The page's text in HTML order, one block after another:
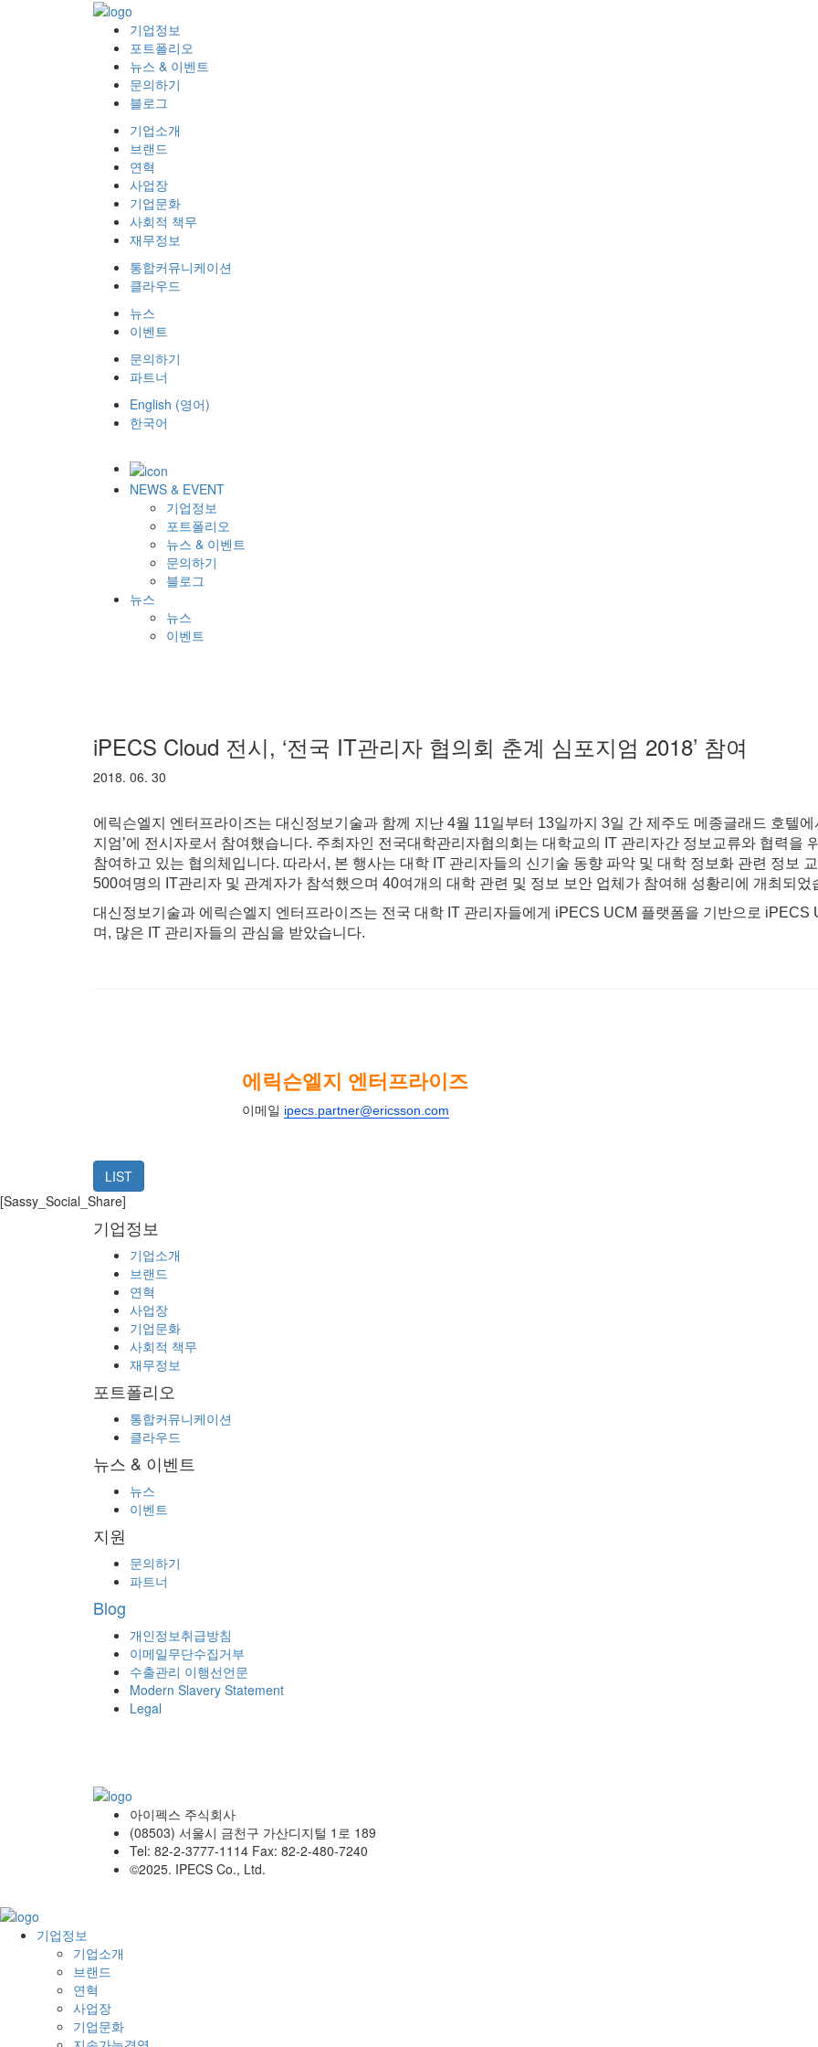
기업정보
포트폴리오
뉴스 & 이벤트
문의하기
블로그
기업소개
브랜드
연혁
사업장
기업문화
사회적 책무
재무정보
통합커뮤니케이션
클라우드
뉴스
이벤트
문의하기
파트너
English (영어)
한국어
NEWS & EVENT
기업정보
포트폴리오
뉴스 & 이벤트
문의하기
블로그
뉴스
뉴스
이벤트
iPECS Cloud 전시, ‘전국 IT관리자 협의회 춘계 심포지엄 2018’ 참여
2018. 06. 30
에릭슨엘지 엔터프라이즈는 대신정보기술과 함께 지난 4월 11일부터 13일까지 3일 간 제주도 메종글래드 호텔
지엄’에 전시자로서 참여했습니다. 주최자인 전국대학관리자협의회는 대학교의 IT 관리자간 정보교류와 협력을
참여하고 있는 협의체입니다. 따라서, 본 행사는 대학 IT 관리자들의 신기술 동향 파악 및 대학 정보화 관련 정보
500여명의 IT관리자 및 관계자가 참석했으며 40여개의 대학 관련 및 정보 보안 업체가 참여해 성황리에 개최되었
대신정보기술과 에릭슨엘지 엔터프라이즈는 전국 대학 IT 관리자들에게 iPECS UCM 플랫폼을 기반으로
며, 많은 IT 관리자들의 관심을 받았습니다.
에릭슨엘지 엔터프라이즈
이메일 ipecs.partner@ericsson.com
LIST
[Sassy_Social_Share]
기업정보
기업소개
브랜드
연혁
사업장
기업문화
사회적 책무
재무정보
포트폴리오
통합커뮤니케이션
클라우드
뉴스 & 이벤트
뉴스
이벤트
지원
문의하기
파트너
Blog
개인정보취급방침
이메일무단수집거부
수출관리 이행선언문
Modern Slavery Statement
Legal
아이펙스 주식회사
(08503) 서울시 금천구 가산디지털 1로 189
Tel: 82-2-3777-1114 Fax: 82-2-480-7240
©2025. IPECS Co., Ltd.
기업정보
기업소개
브랜드
연혁
사업장
기업문화